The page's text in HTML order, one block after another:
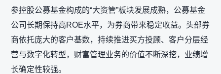
参控股公募基金构成的“大资管”板块发展成熟，公募基金
公司长期保持高ROE水平，为券商带来稳定收益。头部券
商依托庞大的客户基数，持续推进买方投顾、客户分层经
营与数字化转型，财富管理业务的价值不断深挖，业绩增
长确定性较强。